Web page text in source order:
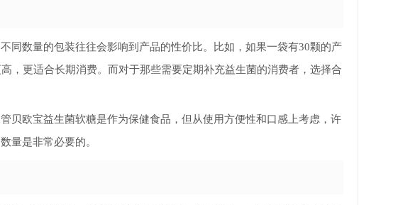
同数量的包装往往会影响到产品的性价比。比如，如果一袋有30颗的产
，更适合长期消费。而对于那些需要定期补充益生菌的消费者，选择合
贝欧宝益生菌软糖是作为保健食品，但从使用方便性和口感上考虑，许
量是非常必要的。